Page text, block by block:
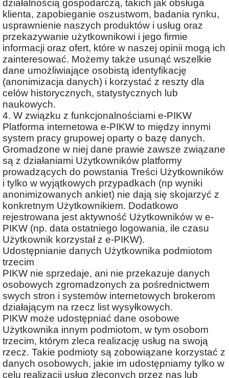
działalnością gospodarczą, takich jak obsługa
klienta, zapobieganie oszustwom, badania rynku,
usprawnienie naszych produktów i usług oraz
przekazywanie użytkownikowi i jego firmie
informacji oraz ofert, które w naszej opinii mogą ich
zainteresować. Możemy także usunąć wszelkie
dane umożliwiające osobistą identyfikację
(anonimizacja danych) i korzystać z reszty dla
celów historycznych, statystycznych lub
naukowych.
4. W związku z funkcjonalnościami e-PIKW
Platforma internetowa e-PIKW to między innymi
system pracy grupowej oparty o bazę danych.
Gromadzone w niej dane prawie zawsze związane
są z działaniami Użytkowników platformy
prowadzących do powstania Treści Użytkowników
i tylko w wyjątkowych przypadkach (np wyniki
anonimizowanych ankiet) nie dają się skojarzyć z
konkretnym Użytkownikiem. Dodatkowo
rejestrowana jest aktywność Użytkowników w e-
PIKW (np. data ostatniego logowania, ile czasu
Użytkownik korzystał z e-PIKW).
Udostępnianie danych Użytkownika podmiotom
trzecim
PIKW nie sprzedaje, ani nie przekazuje danych
osobowych zgromadzonych za pośrednictwem
swych stron i systemów internetowych brokerom
działającym na rzecz list wysyłkowych.
PIKW może udostępniać dane osobowe
Użytkownika innym podmiotom, w tym osobom
trzecim, którym zleca realizację usług na swoją
rzecz. Takie podmioty są zobowiązane korzystać z
danych osobowych, jakie im udostępniamy tylko w
celu realizacji usług zleconych przez nas lub